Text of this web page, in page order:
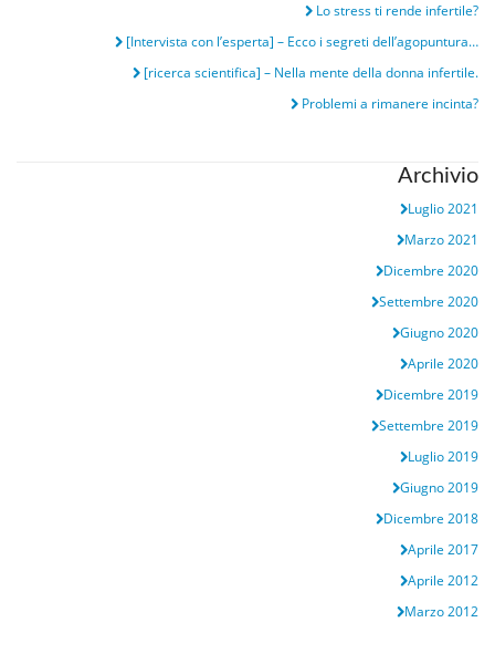
Lo stress ti rende infertile?
[Intervista con l’esperta] – Ecco i segreti dell’agopuntura…
[ricerca scientifica] – Nella mente della donna infertile.
Problemi a rimanere incinta?
Archivio
Luglio 2021
Marzo 2021
Dicembre 2020
Settembre 2020
Giugno 2020
Aprile 2020
Dicembre 2019
Settembre 2019
Luglio 2019
Giugno 2019
Dicembre 2018
Aprile 2017
Aprile 2012
Marzo 2012